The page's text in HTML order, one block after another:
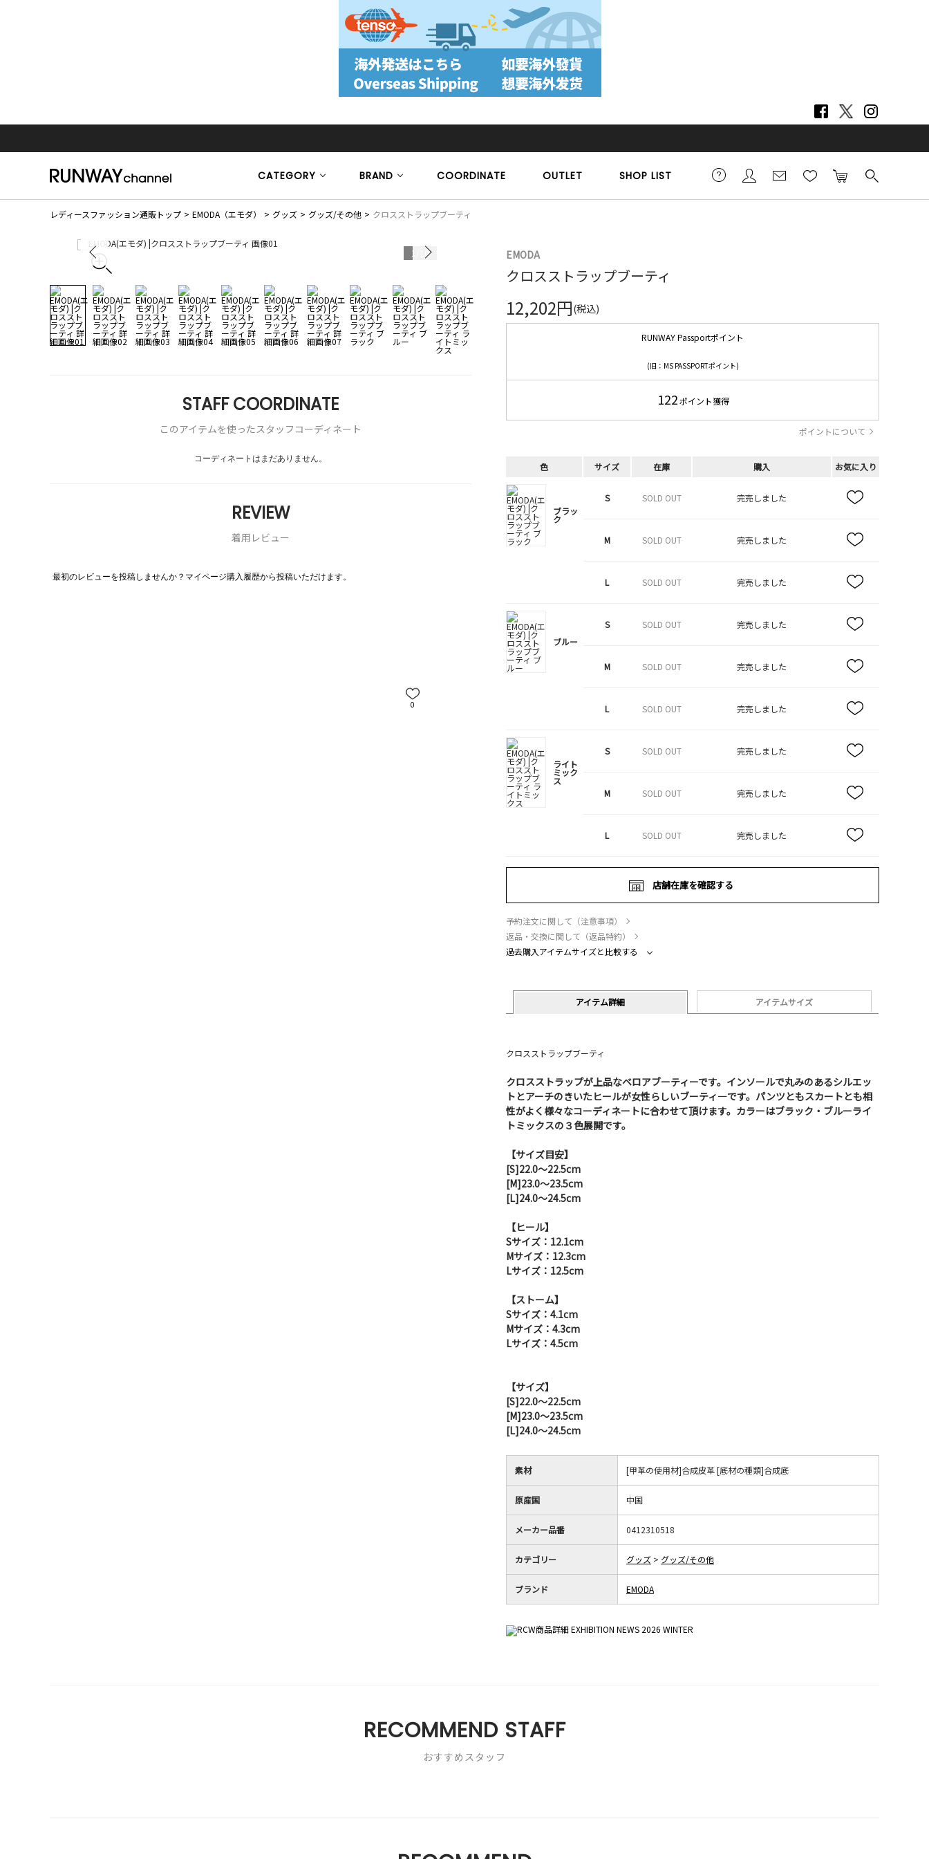
CATEGORY BRAND COORDINATE OUTLET SHOP LIST
レディースファッション通販トップ EMODA（エモダ） グッズ グッズ/その他 クロスストラップブーティ
0
1 10
STAFF COORDINATE
このアイテムを使ったスタッフコーディネート
コーディネートはまだありません。
REVIEW
着用レビュー
最初のレビューを投稿しませんか？マイページ購入履歴から投稿いただけます。
EMODA
クロスストラップブーティ
12,202円(税込)
RUNWAY Passportポイント
(旧：MS PASSPORTポイント)
122ポイント獲得
ポイントについて
色 サイズ 在庫 購入 お気に入り
ブラッ
ク
S SOLD OUT 完売しました
M SOLD OUT 完売しました
L SOLD OUT 完売しました
ブルー
S SOLD OUT 完売しました
M SOLD OUT 完売しました
L SOLD OUT 完売しました
ライト
ミック
ス
S SOLD OUT 完売しました
M SOLD OUT 完売しました
L SOLD OUT 完売しました
店舗在庫を確認する
予約注文に関して（注意事項）
返品・交換に関して（返品特約）
過去購入アイテムサイズと比較する
アイテム詳細 アイテムサイズ
クロスストラップブーティ
クロスストラップが上品なベロアブーティーです。インソールで丸みのあるシルエッ
トとアーチのきいたヒールが女性らしいブーティ―です。パンツともスカートとも相
性がよく様々なコーディネートに合わせて頂けます。カラーはブラック・ブルーライ
トミックスの３色展開です。
【サイズ目安】
[S]22.0～22.5cm
[M]23.0～23.5cm
[L]24.0～24.5cm
【ヒール】
Sサイズ：12.1cm
Mサイズ：12.3cm
Lサイズ：12.5cm
【ストーム】
Sサイズ：4.1cm
Mサイズ：4.3cm
Lサイズ：4.5cm
【サイズ】
[S]22.0～22.5cm
[M]23.0～23.5cm
[L]24.0～24.5cm
素材 [甲革の使用材]合成皮革 [底材の種類]合成底
原産国 中国
メーカー品番 0412310518
カテゴリー グッズ > グッズ/その他
ブランド EMODA
RECOMMEND STAFF
おすすめスタッフ